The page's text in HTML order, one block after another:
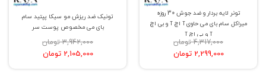
تونر لایه بردار و ضد جوش 30 روزه
میراکل سام بای می حاوی آ اچ آ و بی اچ
آ و پی اچ آ
4,317,000 تومان
2,299,000 تومان
تونیک ضد ریزش مو سیکا پپتید سام
بای می مخصوص پوست سر
3,942,000 تومان
2,105,000 تومان